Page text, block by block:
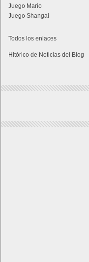
Juego Mario
Juego Shangai
Todos los enlaces
Hitórico de Noticias del Blog